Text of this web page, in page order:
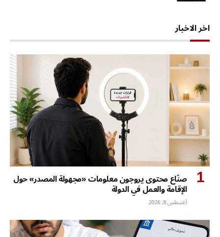
اخر الاخبار
صنّاع محتوى يروجون معلومات «مجهولة المصدر» حول
الإقامة والعمل في الدولة
أغسطس 8, 2026